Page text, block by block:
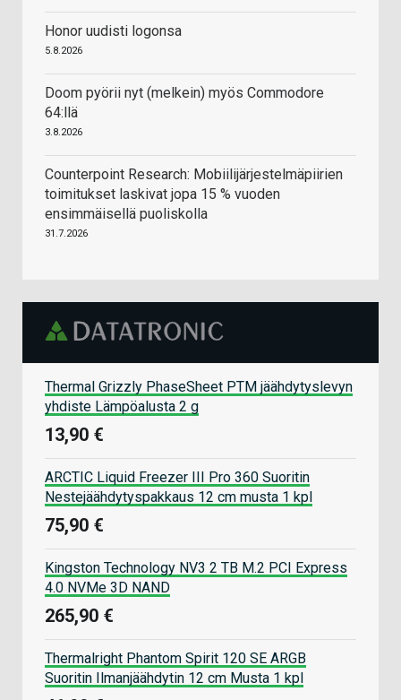
Honor uudisti logonsa
5.8.2026
Doom pyörii nyt (melkein) myös Commodore
64:llä
3.8.2026
Counterpoint Research: Mobiilijärjestelmäpiirien
toimitukset laskivat jopa 15 % vuoden
ensimmäisellä puoliskolla
31.7.2026
Thermal Grizzly PhaseSheet PTM jäähdytyslevyn
yhdiste Lämpöalusta 2 g
13,90 €
ARCTIC Liquid Freezer III Pro 360 Suoritin
Nestejäähdytyspakkaus 12 cm musta 1 kpl
75,90 €
Kingston Technology NV3 2 TB M.2 PCI Express
4.0 NVMe 3D NAND
265,90 €
Thermalright Phantom Spirit 120 SE ARGB
Suoritin Ilmanjäähdytin 12 cm Musta 1 kpl